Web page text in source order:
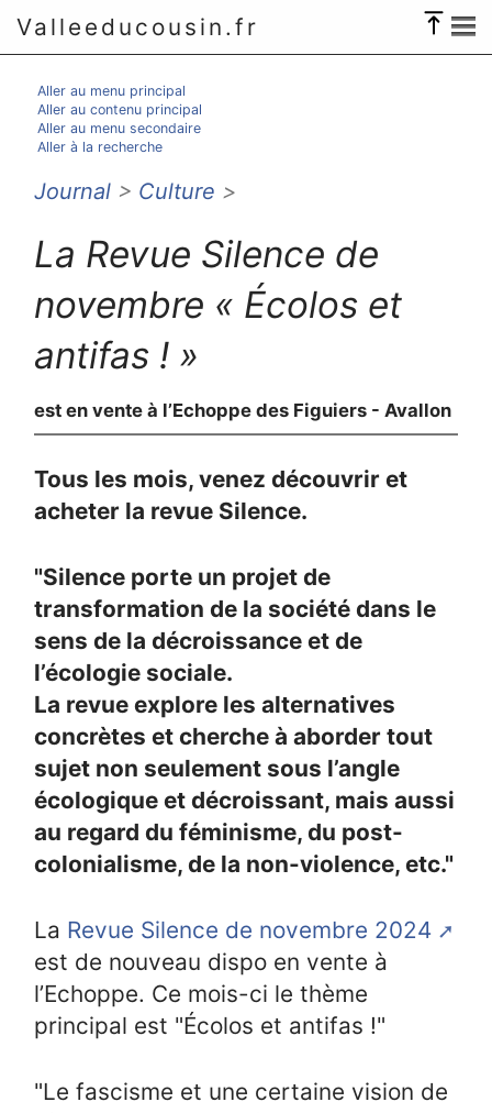
Valleeducousin.fr
Aller au menu principal
Aller au contenu principal
Aller au menu secondaire
Aller à la recherche
Journal > Culture >
La Revue Silence de
novembre « Écolos et
antifas ! »
est en vente à l’Echoppe des Figuiers - Avallon
Tous les mois, venez découvrir et
acheter la revue Silence.
"Silence porte un projet de
transformation de la société dans le
sens de la décroissance et de
l’écologie sociale.
La revue explore les alternatives
concrètes et cherche à aborder tout
sujet non seulement sous l’angle
écologique et décroissant, mais aussi
au regard du féminisme, du post-
colonialisme, de la non-violence, etc."
La Revue Silence de novembre 2024
est de nouveau dispo en vente à
l’Echoppe. Ce mois-ci le thème
principal est "Écolos et antifas !"
"Le fascisme et une certaine vision de